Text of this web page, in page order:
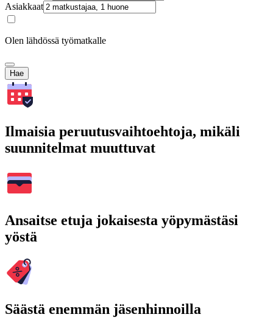
Asiakkaat
Olen lähdössä työmatkalle
Hae
Ilmaisia peruutusvaihtoehtoja, mikäli
suunnitelmat muuttuvat
Ansaitse etuja jokaisesta yöpymästäsi
yöstä
Säästä enemmän jäsenhinnoilla